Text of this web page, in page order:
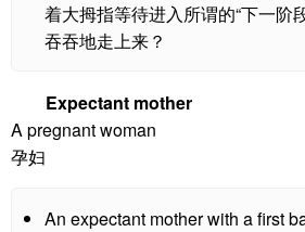
着大拇指等待进入所谓的“下一阶
吞吞地走上来？
Expectant mother
A pregnant woman
孕妇
An expectant mother with a first